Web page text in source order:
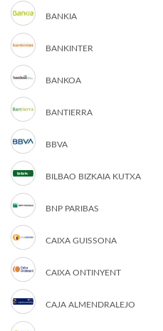
BANKIA
BANKINTER
BANKOA
BANTIERRA
BBVA
BILBAO BIZKAIA KUTXA
BNP PARIBAS
CAIXA GUISSONA
CAIXA ONTINYENT
CAJA ALMENDRALEJO